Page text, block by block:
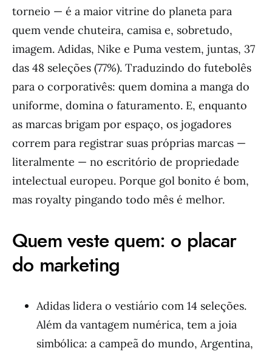
torneio — é a maior vitrine do planeta para
quem vende chuteira, camisa e, sobretudo,
imagem. Adidas, Nike e Puma vestem, juntas, 37
das 48 seleções (77%). Traduzindo do futebolês
para o corporativês: quem domina a manga do
uniforme, domina o faturamento. E, enquanto
as marcas brigam por espaço, os jogadores
correm para registrar suas próprias marcas —
literalmente — no escritório de propriedade
intelectual europeu. Porque gol bonito é bom,
mas royalty pingando todo mês é melhor.
Quem veste quem: o placar
do marketing
Adidas lidera o vestiário com 14 seleções.
Além da vantagem numérica, tem a joia
simbólica: a campeã do mundo, Argentina,